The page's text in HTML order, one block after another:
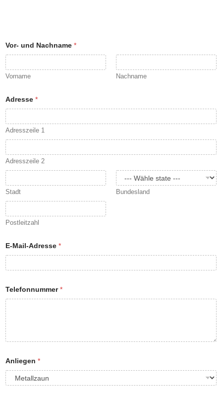
Vor- und Nachname *
Vorname Nachname
Adresse *
Adresszeile 1
Adresszeile 2
Stadt Bundesland
Postleitzahl
E-Mail-Adresse *
a
t
e
n
V
e
r
r
e
i
Telefonnummer*
Anliegen *